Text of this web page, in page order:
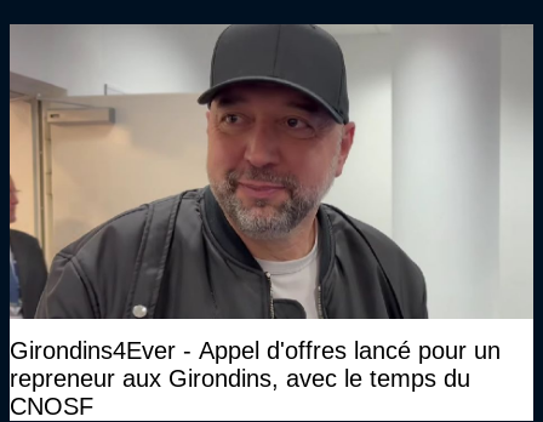
Girondins4Ever - Appel d'offres lancé pour un
repreneur aux Girondins, avec le temps du
CNOSF